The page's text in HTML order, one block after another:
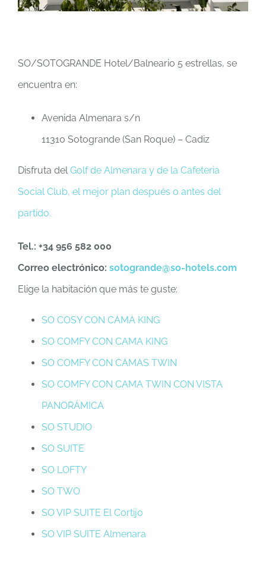
SO/SOTOGRANDE Hotel/Balneario 5 estrellas, se
encuentra en:
Avenida Almenara s/n
11310 Sotogrande (San Roque) – Cadiz
Disfruta delGolf de Almenara y de la Cafeteria
Social Club, el mejor plan después o antes del
partido.
Tel.: +34 956 582 000
Correo electrónico: sotogrande@so-hotels.com
Elige la habitación que más te guste:
SO COSY CON CAMA KING
SO COMFY CON CAMA KING
SO COMFY CON CAMAS TWIN
SO COMFY CON CAMA TWIN CON VISTA
PANORÁMICA
SO STUDIO
SO SUITE
SO LOFTY
SO TWO
SO VIP SUITE El Cortijo
SO VIP SUITE Almenara